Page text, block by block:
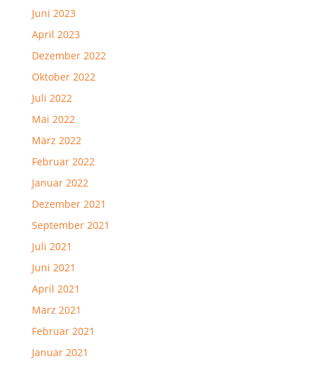
Juni 2023
April 2023
Dezember 2022
Oktober 2022
Juli 2022
Mai 2022
März 2022
Februar 2022
Januar 2022
Dezember 2021
September 2021
Juli 2021
Juni 2021
April 2021
März 2021
Februar 2021
Januar 2021